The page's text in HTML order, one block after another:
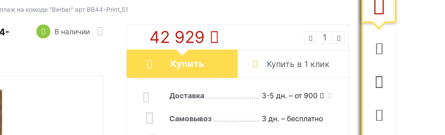
на комоде "Berber" арт BB44-Print_51
В наличии 42 929
Купить Купить в 1 клик
Доставка 3-5 дн. – от 900
Самовывоз 3 дн. – бесплатно